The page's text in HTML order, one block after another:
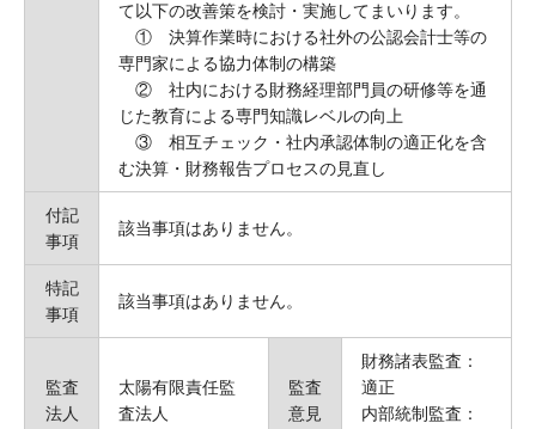
て以下の改善策を検討・実施してまいります。
① 決算作業時における社外の公認会計士等の
専門家による協力体制の構築
② 社内における財務経理部門員の研修等を通
じた教育による専門知識レベルの向上
③ 相互チェック・社内承認体制の適正化を含
む決算・財務報告プロセスの見直し
付記
事項
該当事項はありません。
特記
事項
該当事項はありません。
監査
法人
太陽有限責任監
査法人
監査
意見
財務諸表監査：
適正
内部統制監査：